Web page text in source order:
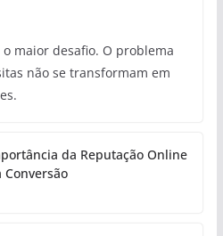
maior desafio. O problema
não se transformam em
da Reputação Online
Conversão